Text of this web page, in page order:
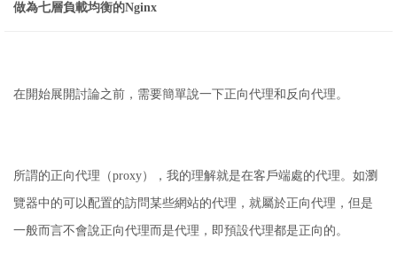
做為七層負載均衡的Nginx
在開始展開討論之前，需要簡單說一下正向代理和反向代理。
所謂的正向代理（proxy），我的理解就是在客戶端處的代理。 如瀏
覽器中的可以配置的訪問某些網站的代理，就屬於正向代理，但是
一般而言不會說正向代理而是代理，即預設代理都是正向的。